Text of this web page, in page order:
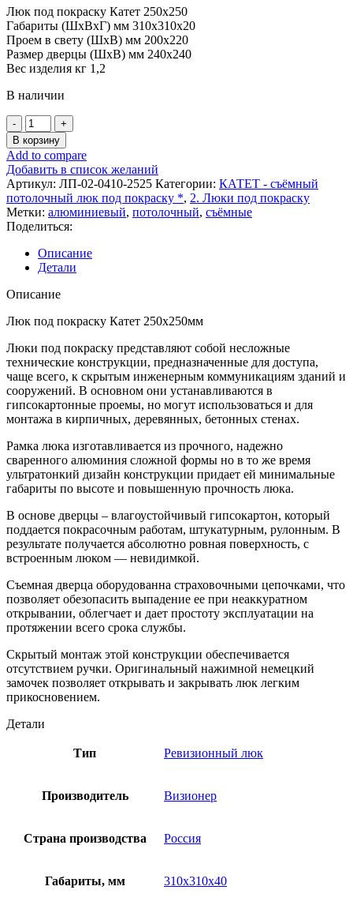
Люк под покраску Катет 250х250
Габариты (ШхВхГ) мм 310х310х20
Проем в свету (ШхВ) мм 200х220
Размер дверцы (ШхВ) мм 240х240
Вес изделия кг 1,2
В наличии
В корзину
Add to compare
Добавить в список желаний
Артикул: ЛП-02-0410-2525 Категории: КАТЕТ - съёмный
потолочный люк под покраску *, 2. Люки под покраску
Метки: алюминиевый, потолочный, съёмные
Поделиться:
Описание
Детали
Описание
Люк под покраску Катет 250х250мм
Люки под покраску представляют собой несложные
технические конструкции, предназначенные для доступа,
чаще всего, к скрытым инженерным коммуникациям зданий и
сооружений. В основном они устанавливаются в
гипсокартонные проемы, но могут использоваться и для
монтажа в кирпичных, деревянных, бетонных стенах.
Рамка люка изготавливается из прочного, надежно
сваренного алюминия сложной формы но в то же время
ультратонкий дизайн конструкции придает ей минимальные
габариты по высоте и повышенную прочность люка.
В основе дверцы – влагоустойчивый гипсокартон, который
поддается покрасочным работам, штукатурным, рулонным. В
результате получается абсолютно ровная поверхность, с
встроенным люком — невидимкой.
Съемная дверца оборудованна страховочными цепочками, что
позволяет обезопасить выпадение ее при неаккуратном
открывании, облегчает и дает простоту эксплуатации на
протяжении всего срока службы.
Скрытый монтаж этой конструкции обеспечивается
отсутствием ручки. Оригинальный нажимной немецкий
замочек позволяет открывать и закрывать люк легким
прикосновением.
Детали
Тип Ревизионный люк
Производитель Визионер
Страна производства Россия
Габариты, мм 310х310х40